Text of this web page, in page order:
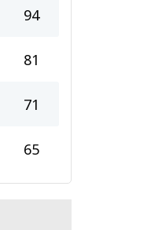
94
81
71
65